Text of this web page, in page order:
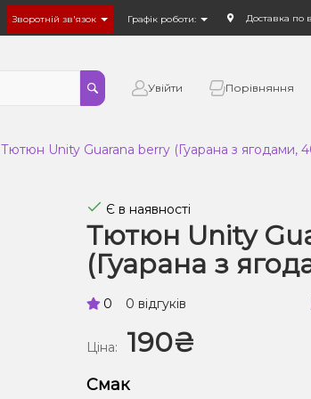
Зворотній зв'язок Графік роботи: Доставка по
Увійти Порівняння
Тютюн Unity Guarana berry (Гуарана з ягодами,
Є в наявності
Тютюн Unity
(Гуарана з
0 0 відгуків
Ціна: 190₴
Смак